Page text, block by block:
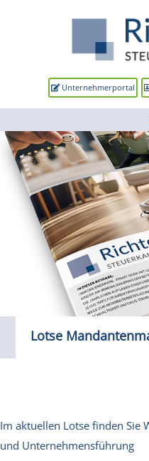
Unternehmerportal
Lotse
Im aktuellen Lotse finden Sie
und Unternehmensführung